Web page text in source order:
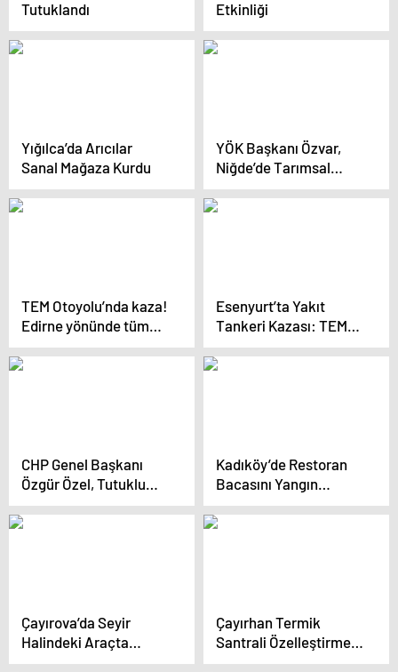
Tutuklandı
Etkinliği
Yığılca’da Arıcılar
Sanal Mağaza Kurdu
YÖK Başkanı Özvar,
Niğde’de Tarımsal
Araştırma Merkezi’nde
incelemede bulundu
TEM Otoyolu’nda kaza!
Edirne yönünde tüm
şeritler kapatıldı
Esenyurt’ta Yakıt
Tankeri Kazası: TEM
Otoyolu Kapandı
CHP Genel Başkanı
Özgür Özel, Tutuklu
Esenyurt Belediye
Başkanı Ahmet Özer’i
Kadıköy’de Restoran
Bacasını Yangın
Söndürüldü
Çayırova’da Seyir
Halindeki Araçta
Yangın Çıktı
Çayırhan Termik
Santrali Özelleştirmesi
Tartışma Yarattı